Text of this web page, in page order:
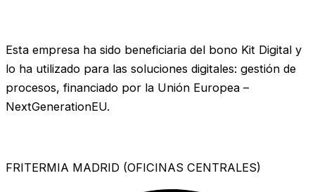
Esta empresa ha sido beneficiaria del bono Kit Digital y
lo ha utilizado para las soluciones digitales: gestión de
procesos, financiado por la Unión Europea –
NextGenerationEU.
FRITERMIA MADRID (OFICINAS CENTRALES)